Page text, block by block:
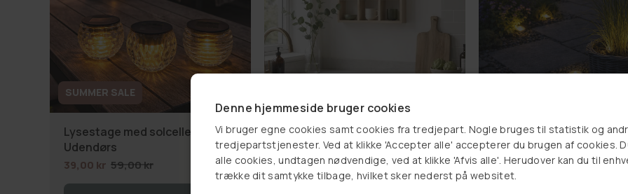
SUMMER SALE
Lysestage med solceller -
Udendørs
39,00 kr 59,00 kr
Reol til krus - 12 rum
249,00 kr 299,00 kr
Solcelle spots MINI –
stk
69,00 kr 89,00 kr
Vælg et produkt, og se om
du har vundet en rabat
Denne hjemmeside bruger cookies
Vi bruger egne cookies samt cookies fra tredjepart. Nogle bruges til statistik og
tredjepartstjenester. Ved at klikke 'Accepter alle' accepterer du brugen af cookies.
alle cookies, undtagen nødvendige, ved at klikke 'Afvis alle'. Herudover kan du til
trække dit samtykke tilbage, hvilket sker nederst på websitet.